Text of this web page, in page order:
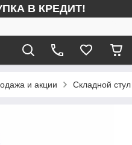
В КРЕДИТ!
и акции Складной